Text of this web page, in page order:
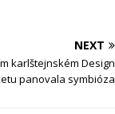
NEXT
karlštejnském Design
panovala symbióza